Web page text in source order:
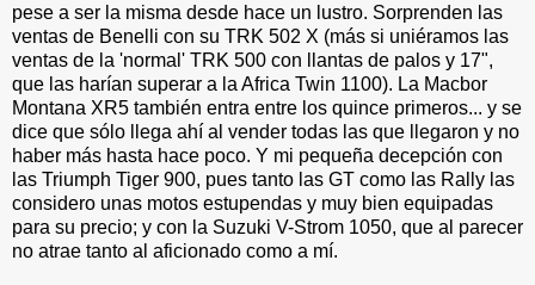
pese a ser la misma desde hace un lustro. Sorprenden las
ventas de Benelli con su TRK 502 X (más si uniéramos las
ventas de la 'normal' TRK 500 con llantas de palos y 17",
que las harían superar a la Africa Twin 1100). La Macbor
Montana XR5 también entra entre los quince primeros... y se
dice que sólo llega ahí al vender todas las que llegaron y no
haber más hasta hace poco. Y mi pequeña decepción con
las Triumph Tiger 900, pues tanto las GT como las Rally las
considero unas motos estupendas y muy bien equipadas
para su precio; y con la Suzuki V-Strom 1050, que al parecer
no atrae tanto al aficionado como a mí.